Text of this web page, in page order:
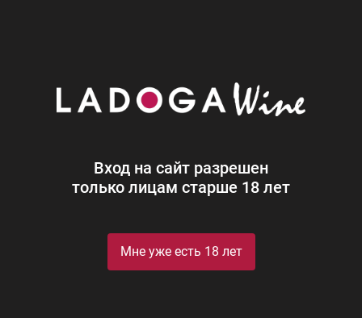
Вход на сайт разрешен
только лицам старше 18 лет
Мне уже есть 18 лет
Jacquart Champagne